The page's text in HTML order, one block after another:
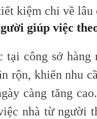
kiệm chi về lâu
giúp việc
tại công sở hàng
rộn, khiến nhu
càng tăng
nhà từ người